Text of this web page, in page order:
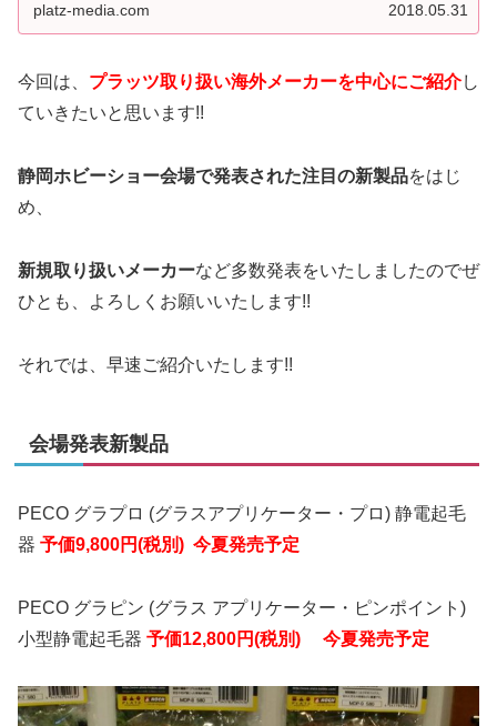
platz-media.com 2018.05.31
今回は、 プラッツ取り扱い海外メーカーを中心にご紹介し
ていきたいと思います!!
静岡ホビーショー会場で発表された注目の新製品をはじ
め、
新規取り扱いメーカーなど多数発表をいたしましたのでぜ
ひとも、よろしくお願いいたします!!
それでは、早速ご紹介いたします!!
会場発表新製品
PECO グラプロ (グラスアプリケーター・プロ) 静電起毛
器 予価9,800円(税別) 今夏発売予定
PECO グラピン (グラス アプリケーター・ピンポイント)
小型静電起毛器 予価12,800円(税別) 今夏発売予定